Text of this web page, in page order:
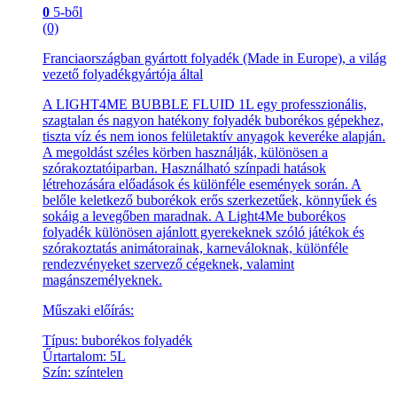
0 5-ből
(0)
Franciaországban gyártott folyadék (Made in Europe), a világ
vezető folyadékgyártója által
A LIGHT4ME BUBBLE FLUID 1L egy professzionális,
szagtalan és nagyon hatékony folyadék buborékos gépekhez,
tiszta víz és nem ionos felületaktív anyagok keveréke alapján.
A megoldást széles körben használják, különösen a
szórakoztatóiparban. Használható színpadi hatások
létrehozására előadások és különféle események során. A
belőle keletkező buborékok erős szerkezetűek, könnyűek és
sokáig a levegőben maradnak. A Light4Me buborékos
folyadék különösen ajánlott gyerekeknek szóló játékok és
szórakoztatás animátorainak, karneváloknak, különféle
rendezvényeket szervező cégeknek, valamint
magánszemélyeknek.
Műszaki előírás:
Típus: buborékos folyadék
Űrtartalom: 5L
Szín: színtelen